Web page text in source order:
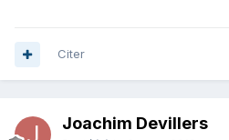
Citer
Joachim Devillers